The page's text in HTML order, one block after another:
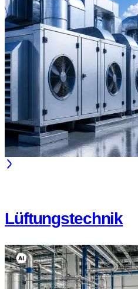
Lüftungstechnik